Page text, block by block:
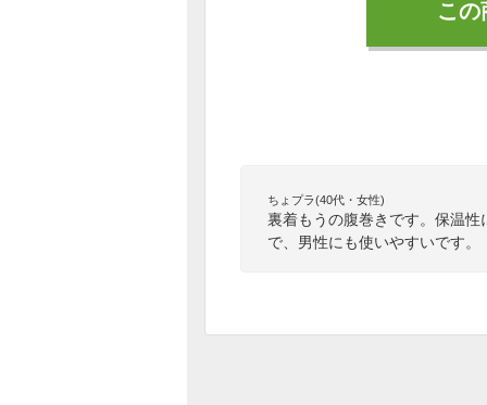
こ
ちょプラ(40代・女性)
裏着もうの腹巻きです。保温
で、男性にも使いやすいです。